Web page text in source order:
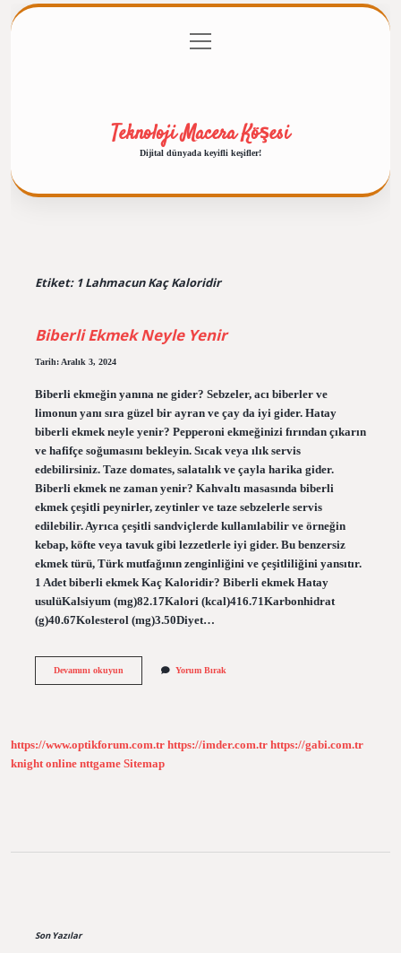
Gizlilik Politikası
menüyü
aç
Teknoloji Macera Köşesi
Dijital dünyada keyifli keşifler!
Etiket: 1 Lahmacun Kaç Kaloridir
Biberli Ekmek Neyle Yenir
Tarih: Aralık 3, 2024
Biberli ekmeğin yanına ne gider? Sebzeler, acı biberler ve
limonun yanı sıra güzel bir ayran ve çay da iyi gider. Hatay
biberli ekmek neyle yenir? Pepperoni ekmeğinizi fırından çıkarın
ve hafifçe soğumasını bekleyin. Sıcak veya ılık servis
edebilirsiniz. Taze domates, salatalık ve çayla harika gider.
Biberli ekmek ne zaman yenir? Kahvaltı masasında biberli
ekmek çeşitli peynirler, zeytinler ve taze sebzelerle servis
edilebilir. Ayrıca çeşitli sandviçlerde kullanılabilir ve örneğin
kebap, köfte veya tavuk gibi lezzetlerle iyi gider. Bu benzersiz
ekmek türü, Türk mutfağının zenginliğini ve çeşitliliğini yansıtır.
1 Adet biberli ekmek Kaç Kaloridir? Biberli ekmek Hatay
usulüKalsiyum (mg)82.17Kalori (kcal)416.71Karbonhidrat
(g)40.67Kolesterol (mg)3.50Diyet…
Devamını okuyunBiberli
Yorum Bırak
https://www.optikforum.com.tr https://imder.com.tr https://gabi.com.tr
knight online nttgame Sitemap
Son Yazılar